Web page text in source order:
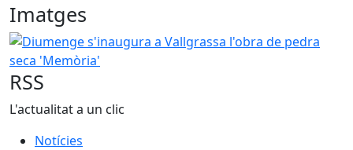
Imatges
Diumenge s'inaugura a Vallgrassa l'obra de pedra seca
RSS
L'actualitat a un clic
Notícies